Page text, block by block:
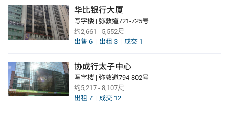
华比银行大厦
写字楼 | 弥敦道721-725号
约2,661 - 5,552尺
出售 6 出租 3 成交 1
协成行太子中心
写字楼 | 弥敦道794-802号
约5,217 - 8,107尺
出租 7 成交 12